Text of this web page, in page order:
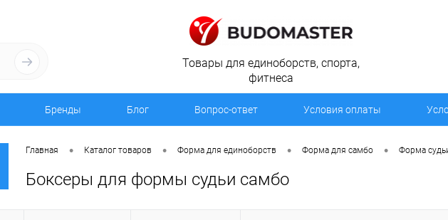
Товары для единоборств, спорта,
фитнеса
Бренды Блог Вопрос-ответ Условия оплаты
Главная • Каталог товаров • Форма для единоборств • Форма для самбо • Форма
Боксеры для формы судьи самбо